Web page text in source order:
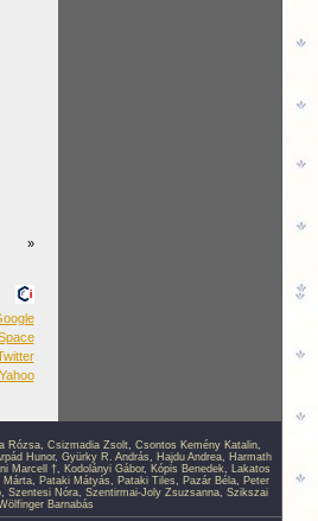
»
Rózsa, Csizmadia Zsolt, Csontos Kemény Katalin,
Hunor, Gyürky R. András, Hajdu Andrea, Harmath
Marcell †, Kodolányi Gábor, Kópis Benedek, Lakatos
Márta, Pataki Mátyás, Pataki Tiles, Pazár Béla, Peter
, Szentesi Nóra, Szentirmai-Joly Zsuzsanna, Szikszai
Barnabás